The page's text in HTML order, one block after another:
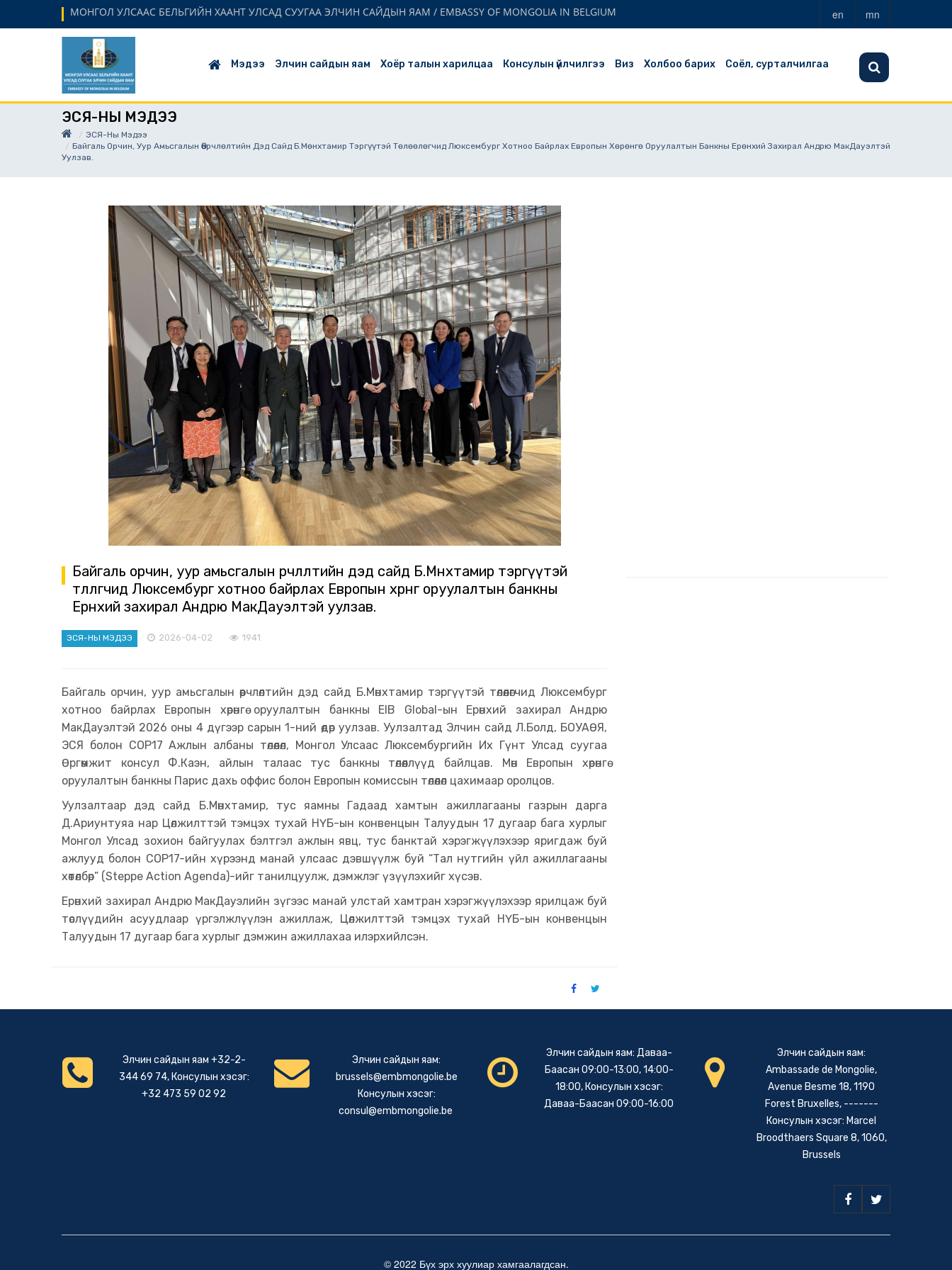
МОНГОЛ УЛСААС БЕЛЬГИЙН ХААНТ УЛСАД СУУГАА ЭЛЧИН САЙДЫН ЯАМ / EMBASSY OF MONGOLIA IN BELGIUM en mn
Мэдээ Элчин сайдын яам Хоёр талын харилцаа Консулын үйлчилгээ Виз Холбоо барих Соёл, сурталчилгаа
ЭСЯ-НЫ МЭДЭЭ
ЭСЯ-Ны Мэдээ
Байгаль Орчин, Уур Амьсгалын Өөрчлөлтийн Дэд Сайд Б.Мөнхтамир Тэргүүтэй Төлөөлөгчид Люксембург Хотноо Байрлах Европын Хөрөнгө Оруулалтын Банкны Ерөнхий Захирал Андрю МакДауэлтэй
Уулзав.
Байгаль орчин, уур амьсгалын өөрчлөлтийн дэд сайд Б.Мөнхтамир тэргүүтэй
төлөөлөгчид Люксембург хотноо байрлах Европын хөрөнгө оруулалтын банкны
Ерөнхий захирал Андрю МакДауэлтэй уулзав.
ЭСЯ-НЫ МЭДЭЭ 2026-04-02 1941
Байгаль орчин, уур амьсгалын өөрчлөлтийн дэд сайд Б.Мөнхтамир тэргүүтэй төлөөлөгчид Люксембург
хотноо байрлах Европын хөрөнгө оруулалтын банкны EIB Global-ын Ерөнхий захирал Андрю
МакДауэлтэй 2026 оны 4 дүгээр сарын 1-ний өдөр уулзав. Уулзалтад Элчин сайд Л.Болд, БОУАӨЯ,
ЭСЯ болон СОР17 Ажлын албаны төлөөлөл, Монгол Улсаас Люксембургийн Их Гүнт Улсад суугаа
Өргөмжит консул Ф.Каэн, айлын талаас тус банкны төлөөллүүд байлцав. Мөн Европын хөрөнгө
оруулалтын банкны Парис дахь оффис болон Европын комиссын төлөөлөл цахимаар оролцов.
Уулзалтаар дэд сайд Б.Мөнхтамир, тус яамны Гадаад хамтын ажиллагааны газрын дарга
Д.Ариунтуяа нар Цөлжилттэй тэмцэх тухай НҮБ-ын конвенцын Талуудын 17 дугаар бага хурлыг
Монгол Улсад зохион байгуулах бэлтгэл ажлын явц, тус банктай хэрэгжүүлэхээр яригдаж буй
ажлууд болон COP17-ийн хүрээнд манай улсаас дэвшүүлж буй “Тал нутгийн үйл ажиллагааны
хөтөлбөр” (Steppe Action Agenda)-ийг танилцуулж, дэмжлэг үзүүлэхийг хүсэв.
Ерөнхий захирал Андрю МакДауэлийн зүгээс манай улстай хамтран хэрэгжүүлэхээр ярилцаж буй
төслүүдийн асуудлаар үргэлжлүүлэн ажиллаж, Цөлжилттэй тэмцэх тухай НҮБ-ын конвенцын
Талуудын 17 дугаар бага хурлыг дэмжин ажиллахаа илэрхийлсэн.
Элчин сайдын яам +32-2-
344 69 74, Консулын хэсэг:
+32 473 59 02 92
Элчин сайдын яам:
brussels@embmongolie.be
Консулын хэсэг:
consul@embmongolie.be
Элчин сайдын яам: Даваа-
Баасан 09:00-13:00, 14:00-
18:00, Консулын хэсэг:
Даваа-Баасан 09:00-16:00
Элчин сайдын яам:
Ambassade de Mongolie,
Avenue Besme 18, 1190
Forest Bruxelles, -------
Консулын хэсэг: Marcel
Broodthaers Square 8, 1060,
Brussels
© 2022 Бүх эрх хуулиар хамгаалагдсан.